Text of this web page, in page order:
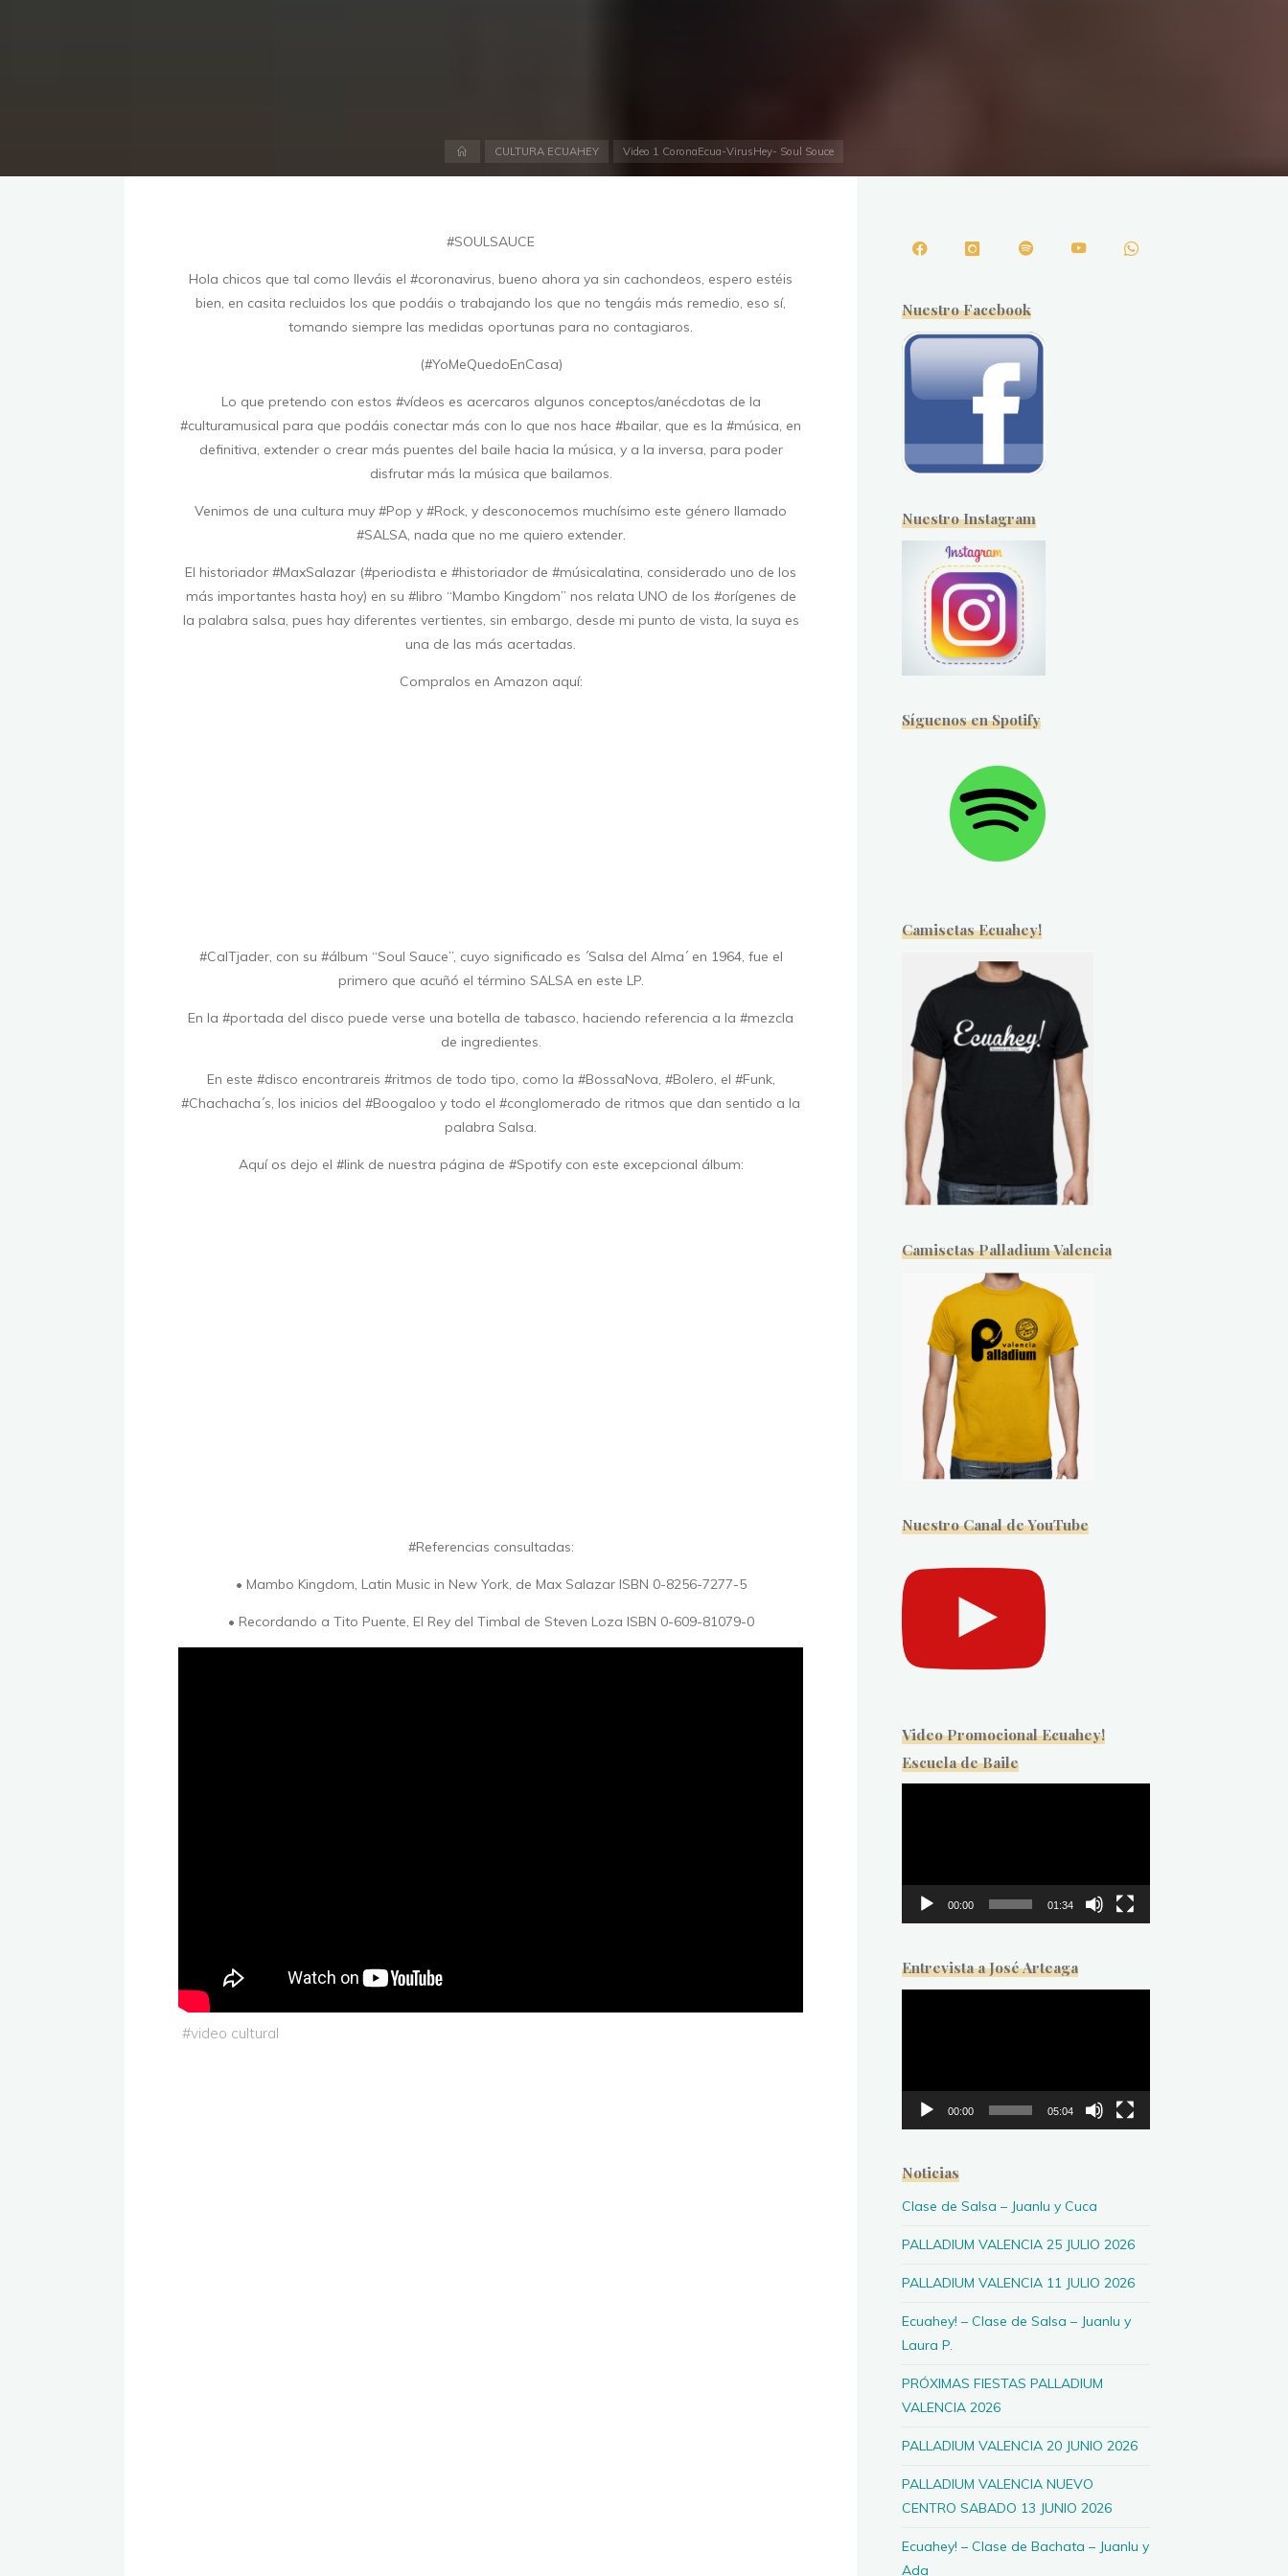
CULTURA ECUAHEY Video 1 CoronaEcua-VirusHey- Soul Souce
#SOULSAUCE
Hola chicos que tal como lleváis el #coronavirus, bueno ahora ya sin cachondeos, espero estéis
bien, en casita recluidos los que podáis o trabajando los que no tengáis más remedio, eso sí,
tomando siempre las medidas oportunas para no contagiaros.
(#YoMeQuedoEnCasa)
Lo que pretendo con estos #vídeos es acercaros algunos conceptos/anécdotas de la
#culturamusical para que podáis conectar más con lo que nos hace #bailar, que es la #música, en
definitiva, extender o crear más puentes del baile hacia la música, y a la inversa, para poder
disfrutar más la música que bailamos.
Venimos de una cultura muy #Pop y #Rock, y desconocemos muchísimo este género llamado
#SALSA, nada que no me quiero extender.
El historiador #MaxSalazar (#periodista e #historiador de #músicalatina, considerado uno de los
más importantes hasta hoy) en su #libro “Mambo Kingdom” nos relata UNO de los #orígenes de
la palabra salsa, pues hay diferentes vertientes, sin embargo, desde mi punto de vista, la suya es
una de las más acertadas.
Compralos en Amazon aquí:
#CalTjader, con su #álbum “Soul Sauce”, cuyo significado es ´Salsa del Alma´ en 1964, fue el
primero que acuñó el término SALSA en este LP.
En la #portada del disco puede verse una botella de tabasco, haciendo referencia a la #mezcla
de ingredientes.
En este #disco encontrareis #ritmos de todo tipo, como la #BossaNova, #Bolero, el #Funk,
#Chachacha´s, los inicios del #Boogaloo y todo el #conglomerado de ritmos que dan sentido a la
palabra Salsa.
Aquí os dejo el #link de nuestra página de #Spotify con este excepcional álbum:
#Referencias consultadas:
• Mambo Kingdom, Latin Music in New York, de Max Salazar ISBN 0-8256-7277-5
• Recordando a Tito Puente, El Rey del Timbal de Steven Loza ISBN 0-609-81079-0
#video cultural
Nuestro Facebook
Nuestro Instagram
Síguenos en Spotify
Camisetas Ecuahey!
Camisetas Palladium Valencia
Nuestro Canal de YouTube
Video Promocional Ecuahey!
Escuela de Baile
00:00 01:34
Entrevista a José Arteaga
00:00 05:04
Noticias
Clase de Salsa – Juanlu y Cuca
PALLADIUM VALENCIA 25 JULIO 2026
PALLADIUM VALENCIA 11 JULIO 2026
Ecuahey! – Clase de Salsa – Juanlu y
Laura P.
PRÓXIMAS FIESTAS PALLADIUM
VALENCIA 2026
PALLADIUM VALENCIA 20 JUNIO 2026
PALLADIUM VALENCIA NUEVO
CENTRO SABADO 13 JUNIO 2026
Ecuahey! – Clase de Bachata – Juanlu y
Ada